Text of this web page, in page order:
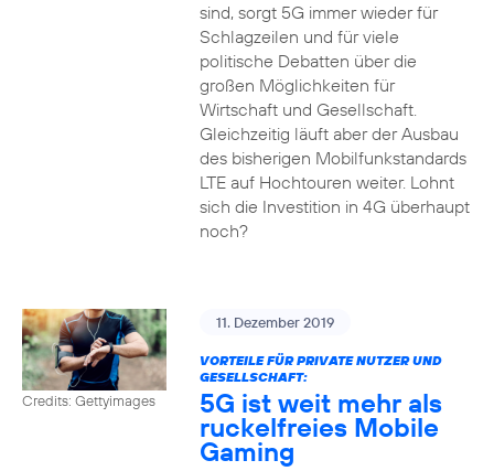
sind, sorgt 5G immer wieder für
Schlagzeilen und für viele
politische Debatten über die
großen Möglichkeiten für
Wirtschaft und Gesellschaft.
Gleichzeitig läuft aber der Ausbau
des bisherigen Mobilfunkstandards
LTE auf Hochtouren weiter. Lohnt
sich die Investition in 4G überhaupt
noch?
Credits: Gettyimages
11. Dezember 2019
VORTEILE FÜR PRIVATE NUTZER UND
GESELLSCHAFT:
5G ist weit mehr als
ruckelfreies Mobile
Gaming